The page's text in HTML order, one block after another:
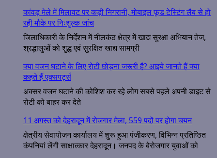
कांवड़ मेले में मिलावट पर कड़ी निगरानी, मोबाइल फूड टेस्टिंग लैब से हो
रही मौके पर निःशुल्क जांच
जिलाधिकारी के निर्देशन में नीलकंठ क्षेत्र में खाद्य सुरक्षा अभियान तेज,
श्रद्धालुओं को शुद्ध एवं सुरक्षित खाद्य सामग्री
क्या वजन घटाने के लिए रोटी छोड़ना जरूरी है? आइये जानते हैं क्या
कहते हैं एक्सपर्ट्स
अक्सर वजन घटाने की कोशिश कर रहे लोग सबसे पहले अपनी डाइट से
रोटी को बाहर कर देते
11 अगस्त को देहरादून में रोजगार मेला, 559 पदों पर होगा चयन
क्षेत्रीय सेवायोजन कार्यालय में शुरू हुआ पंजीकरण, विभिन्न प्रतिष्ठित
कंपनियां लेंगी साक्षात्कार देहरादून। जनपद के बेरोजगार युवाओं को